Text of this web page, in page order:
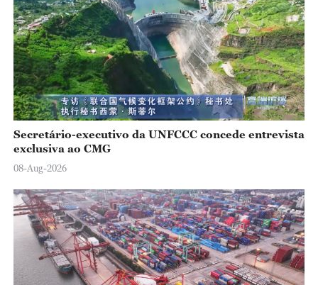
Secretário-executivo da UNFCCC concede entrevista
exclusiva ao CMG
08-Aug-2026